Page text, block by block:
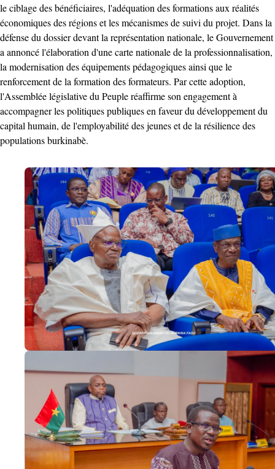
le ciblage des bénéficiaires, l'adéquation des formations aux réalités
économiques des régions et les mécanismes de suivi du projet. Dans la
défense du dossier devant la représentation nationale, le Gouvernement
a annoncé l'élaboration d'une carte nationale de la professionnalisation,
la modernisation des équipements pédagogiques ainsi que le
renforcement de la formation des formateurs. Par cette adoption,
l'Assemblée législative du Peuple réaffirme son engagement à
accompagner les politiques publiques en faveur du développement du
capital humain, de l'employabilité des jeunes et de la résilience des
populations burkinabè.